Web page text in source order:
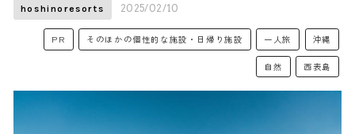
hoshinoresorts 2025/02/10
PR そのほかの個性的な施設・日帰り施設 一人旅 沖縄
自然 西表島